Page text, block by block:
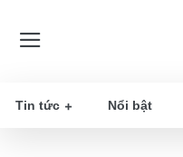
Tin tức Nổi bật